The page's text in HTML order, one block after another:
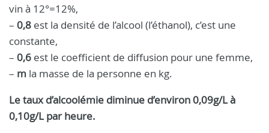
vin à 12°=12%,
– 0,8 est la densité de l’alcool (l’éthanol), c’est une
constante,
– 0,6 est le coefficient de diffusion pour une femme,
– m la masse de la personne en kg.
Le taux d’alcoolémie diminue d’environ 0,09g/L à
0,10g/L par heure.